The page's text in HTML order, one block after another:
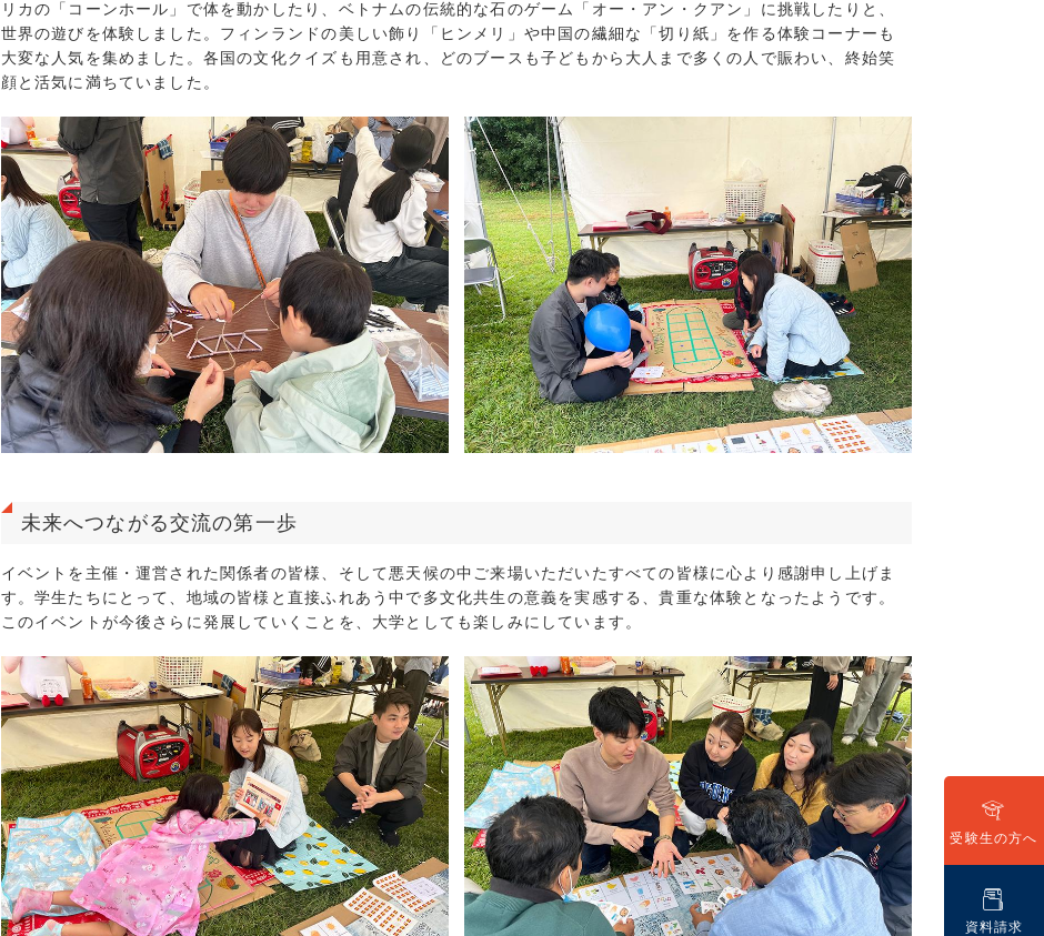
2023年3月 (9)
2023年2月 (7)
2022年12月 (16)
2022年11月 (13)
2022年10月 (7)
2022年9月 (7)
2022年8月 (7)
2022年7月 (15)
2022年6月 (9)
2022年5月 (6)
2022年4月 (7)
2022年3月 (11)
2022年2月 (7)
2022年1月 (8)
2021年8月 (10)
2021年7月 (8)
2021年5月 (6)
2021年4月 (2)
2021年3月 (8)
2021年2月 (5)
2021年1月 (7)
2020年12月 (3)
2020年11月 (5)
2020年10月 (3)
2020年9月 (3)
2020年8月 (2)
リカの「コーンホール」で体を動かしたり、ベトナムの伝統的な石のゲーム「オー・アン・クアン」に挑戦したりと、
世界の遊びを体験しました。フィンランドの美しい飾り「ヒンメリ」や中国の繊細な「切り紙」を作る体験コーナーも
大変な人気を集めました。各国の文化クイズも用意され、どのブースも子どもから大人まで多くの人で賑わい、終始笑
顔と活気に満ちていました。
未来へつながる交流の第一歩
イベントを主催・運営された関係者の皆様、そして悪天候の中ご来場いただいたすべての皆様に心より感謝申し上げま
す。学生たちにとって、地域の皆様と直接ふれあう中で多文化共生の意義を実感する、貴重な体験となったようです。
このイベントが今後さらに発展していくことを、大学としても楽しみにしています。
受験生の方へ
資料請求